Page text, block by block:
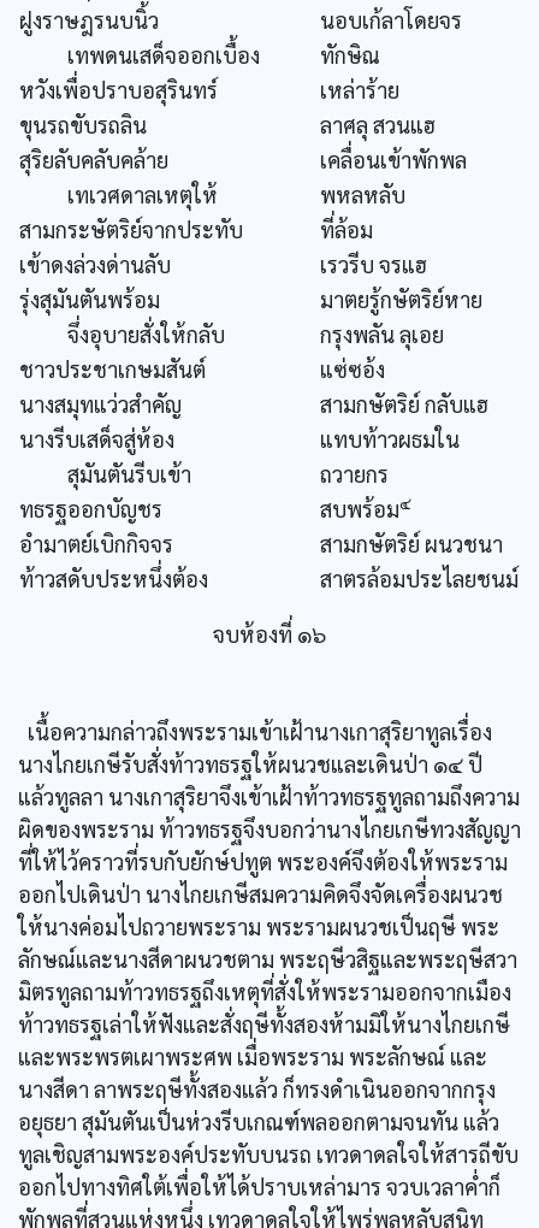
ฝูงราษฎรนบนิ้ว
นอบเก้ลาโดยจร
เทพดนเสด็จออกเบื้อง
ทักษิณ
หวังเพื่อปราบอสุรินทร์
เหล่าร้าย
ขุนรถขับรถลิน
ลาศลุ สวนแฮ
สุริยลับคลับคล้าย
เคลื่อนเข้าพักพล
เทเวศดาลเหตุให้
พหลหลับ
สามกระษัตริย์จากประทับ
ที่ล้อม
เข้าดงล่วงด่านลับ
เรวรีบ จรแฮ
รุ่งสุมันตันพร้อม
มาตยรู้กษัตริย์หาย
จึ่งอุบายสั่งให้กลับ
กรุงพลัน ลุเอย
ชาวประชาเกษมสันต์
แซ่ซอ้ง
นางสมุทแว่วสำคัญ
สามกษัตริย์ กลับแฮ
นางรีบเสด็จสู่ห้อง
แทบท้าวผธมใน
สุมันตันรีบเข้า
ถวายกร
ทธรฐออกบัญชร
สบพร้อม๔
อำมาตย์เบิกกิจจร
สามกษัตริย์ ผนวชนา
ท้าวสดับประหนึ่งต้อง
สาตรล้อมประไลยชนม์
จบห้องที่ ๑๖
เนื้อความกล่าวถึงพระรามเข้าเฝ้านางเกาสุริยาทูลเรื่อง
นางไกยเกษีรับสั่งท้าวทธรฐให้ผนวชและเดินป่า ๑๔ ปี
แล้วทูลลา นางเกาสุริยาจึงเข้าเฝ้าท้าวทธรฐทูลถามถึงความ
ผิดของพระราม ท้าวทธรฐจึงบอกว่านางไกยเกษีทวงสัญญา
ที่ให้ไว้คราวที่รบกับยักษ์ปทูต พระองค์จึงต้องให้พระราม
ออกไปเดินป่า นางไกยเกษีสมความคิดจึงจัดเครื่องผนวช
ให้นางค่อมไปถวายพระราม พระรามผนวชเป็นฤษี พระ
ลักษณ์และนางสีดาผนวชตาม พระฤษีวสิฐและพระฤษีสวา
มิตรทูลถามท้าวทธรฐถึงเหตุที่สั่งให้พระรามออกจากเมือง
ท้าวทธรฐเล่าให้ฟังและสั่งฤษีทั้งสองห้ามมิให้นางไกยเกษี
และพระพรตเผาพระศพ เมื่อพระราม พระลักษณ์ และ
นางสีดา ลาพระฤษีทั้งสองแล้ว ก็ทรงดำเนินออกจากกรุง
อยุธยา สุมันตันเป็นห่วงรีบเกณฑ์พลออกตามจนทัน แล้ว
ทูลเชิญสามพระองค์ประทับบนรถ เทวดาดลใจให้สารถีขับ
ออกไปทางทิศใต้เพื่อให้ได้ปราบเหล่ามาร จวบเวลาค่ำก็
พักพลที่สวนแห่งหนึ่ง เทวดาดลใจให้ไพร่พลหลับสนิท